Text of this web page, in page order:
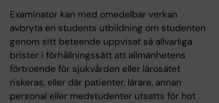
Examinator kan med omedelbar verkan
avbryta en students utbildning om studenten
genom sitt beteende uppvisat så allvarliga
brister i förhållningssätt att allmänhetens
förtroende för sjukvården eller lärosätet
riskeras, eller där patienter, lärare, annan
personal eller medstudenter utsatts för hot